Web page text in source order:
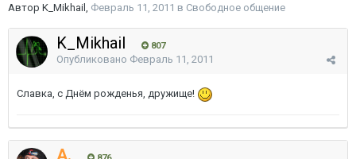
Автор K_Mikhail , Февраль 11, 2011 в Свободное общение
K_Mikhail 807
Опубликовано Февраль 11, 2011
Славка, с Днём рожденья, дружище!
A.